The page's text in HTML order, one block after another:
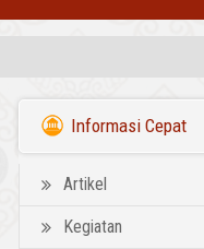
Informasi Cepat
Artikel
Kegiatan